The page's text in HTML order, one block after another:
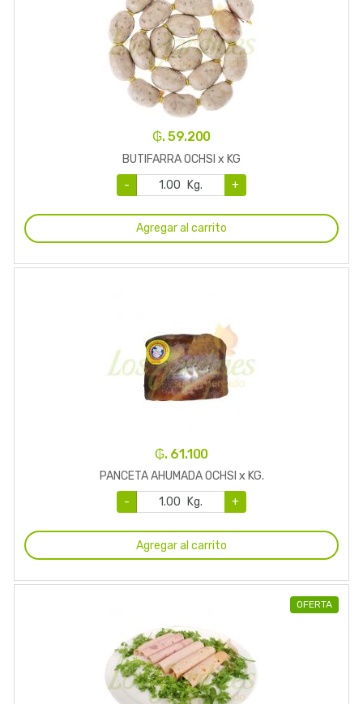
₲. 59.200
BUTIFARRA OCHSI x KG
-
Kg. +
Agregar al carrito
₲. 61.100
PANCETA AHUMADA OCHSI x KG.
-
Kg. +
Agregar al carrito
OFERTA